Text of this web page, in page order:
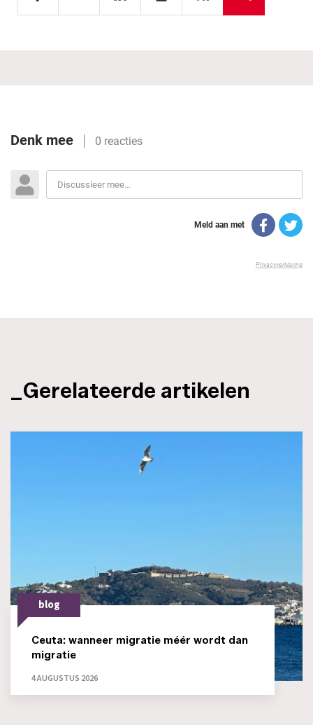
_Gerelateerde artikelen
blog
Ceuta: wanneer migratie méér wordt dan
migratie
4 AUGUSTUS 2026